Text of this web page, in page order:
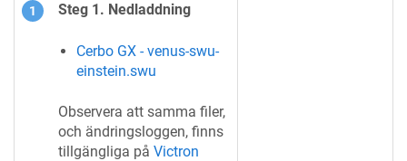
Steg 1. Nedladdning
Cerbo GX - venus-swu-
einstein.swu
Observera att samma filer,
och ändringsloggen, finns
tillgängliga på Victron